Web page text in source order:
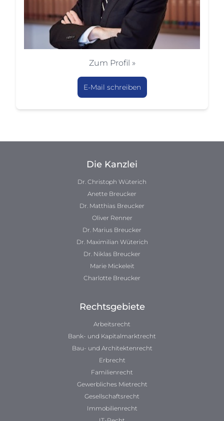
Zum Profil »
E-Mail schreiben
Die Kanzlei
Dr. Christoph Wüterich
Anette Breucker
Dr. Matthias Breucker
Oliver Renner
Dr. Marius Breucker
Dr. Maximilian Wüterich
Dr. Niklas Breucker
Marie Mickeleit
Charlotte Breucker
Rechtsgebiete
Arbeitsrecht
Bank- und Kapitalmarktrecht
Bau- und Architektenrecht
Erbrecht
Familienrecht
Gewerbliches Mietrecht
Gesellschaftsrecht
Immobilienrecht